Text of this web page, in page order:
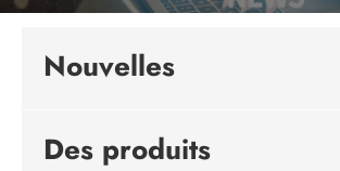
Nouvelles
Des produits